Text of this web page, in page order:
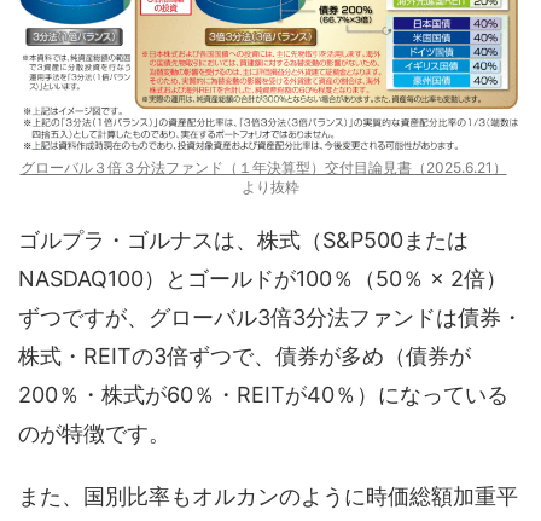
グローバル３倍３分法ファンド（１年決算型）交付目論見書（2025.6.21）
より抜粋
ゴルプラ・ゴルナスは、株式（S&P500または
NASDAQ100）とゴールドが100％（50％ × 2倍）
ずつですが、グローバル3倍3分法ファンドは債券・
株式・REITの3倍ずつで、債券が多め（債券が
200％・株式が60％・REITが40％）になっている
のが特徴です。
また、国別比率もオルカンのように時価総額加重平